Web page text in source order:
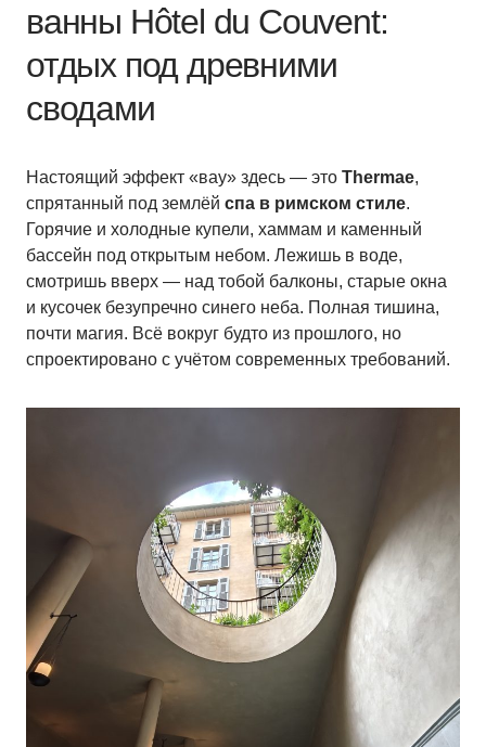
ванны Hôtel du Couvent:
отдых под древними
сводами
Настоящий эффект «вау» здесь — это Thermae,
спрятанный под землёй спа в римском стиле.
Горячие и холодные купели, хаммам и каменный
бассейн под открытым небом. Лежишь в воде,
смотришь вверх — над тобой балконы, старые окна
и кусочек безупречно синего неба. Полная тишина,
почти магия. Всё вокруг будто из прошлого, но
спроектировано с учётом современных требований.